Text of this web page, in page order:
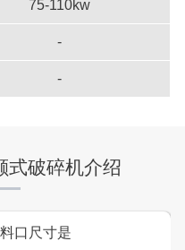
75-110kw
-
-
式破碎机介绍
口尺寸是
500-600吨机制砂项目